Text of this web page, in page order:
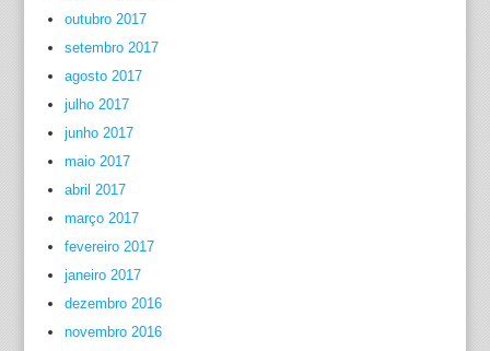
outubro 2017
setembro 2017
agosto 2017
julho 2017
junho 2017
maio 2017
abril 2017
março 2017
fevereiro 2017
janeiro 2017
dezembro 2016
novembro 2016